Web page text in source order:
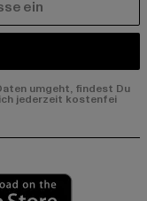
umgeht, findest Du
jederzeit kostenfei